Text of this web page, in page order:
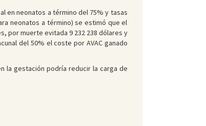
en neonatos a término del 75% y tasas
neonatos a término) se estimó que el
por muerte evitada 9 232 238 dólares y
del 50% el coste por AVAC ganado
la gestación podría reducir la carga de